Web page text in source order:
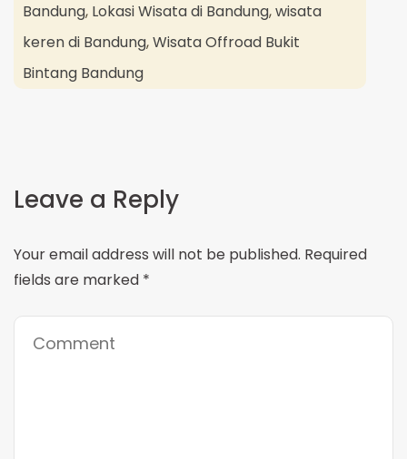
Bandung, Lokasi Wisata di Bandung,wisata
keren di Bandung,Wisata Offroad Bukit
Bintang Bandung
Leave a Reply
Your email address will not be published. Required
fields are marked *